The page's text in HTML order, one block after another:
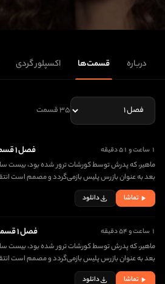
درباره قسمت‌ها اکسپلور گردی
۳۵ قسمت
۱ ساعت و ۵۱ دقیقه فصل ۱ قسمت ۱
ماهیر، که پدرش توسط کورشات ترور شده بود، بیست
بعد به عنوان بازرس پلیس بازمی‌گردد و مصمم است
مرگ پدرش را بگیرد. در اولین روز بازگشتش، با دختری زیبا به
نام جانفزا برخورد کرده و عاشق او می شود
تماشا دانلود
۱ ساعت و ۵۴ دقیقه فصل ۱ قسمت ۲
ماهیر، که پدرش توسط کورشات ترور شده بود، بیست
بعد به عنوان بازرس پلیس بازمی‌گردد و مصمم است
مرگ پدرش را بگیرد. در اولین روز بازگشتش، با دختری زیبا به
تماشا دانلود